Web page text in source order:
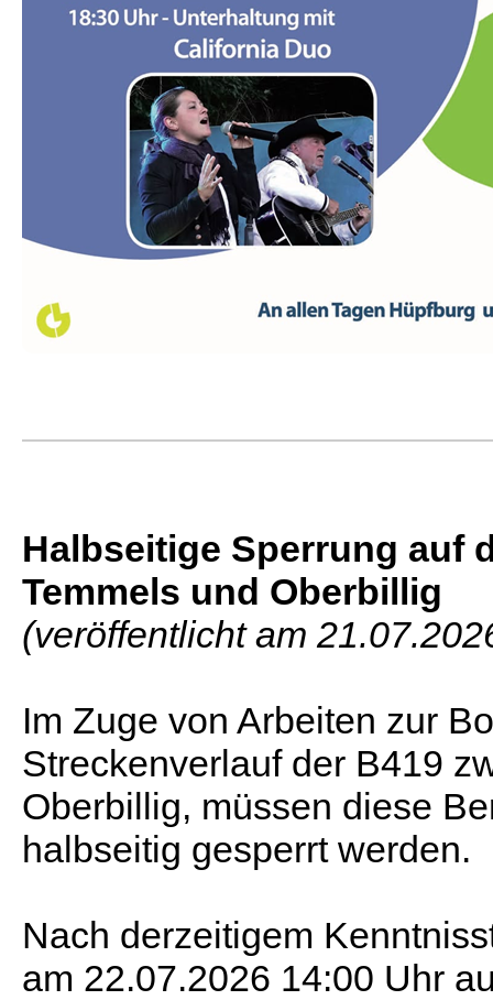
Halbseitige Sperrung auf
Temmels und Oberbillig
(veröffentlicht am
Im Zuge von Arbeiten zur
Streckenverlauf der B419
Oberbillig, müssen diese
halbseitig gesperrt werden.
Nach derzeitigem
am 22.07.2026 14:00 Uhr